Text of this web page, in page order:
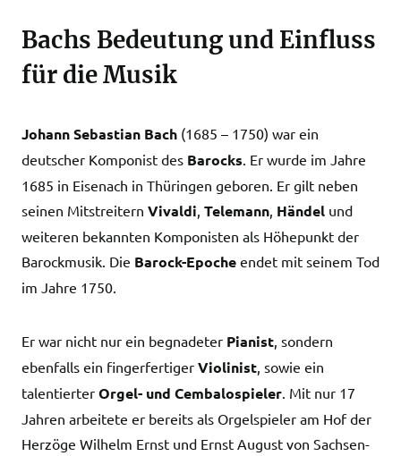
Bachs Bedeutung und Einfluss
für die Musik
Johann Sebastian Bach (1685 – 1750) war ein
deutscher Komponist des Barocks. Er wurde im Jahre
1685 in Eisenach in Thüringen geboren. Er gilt neben
seinen Mitstreitern Vivaldi, Telemann, Händel und
weiteren bekannten Komponisten als Höhepunkt der
Barockmusik. Die Barock-Epoche endet mit seinem Tod
im Jahre 1750.
Er war nicht nur ein begnadeter Pianist, sondern
ebenfalls ein fingerfertiger Violinist, sowie ein
talentierter Orgel- und Cembalospieler. Mit nur 17
Jahren arbeitete er bereits als Orgelspieler am Hof der
Herzöge Wilhelm Ernst und Ernst August von Sachsen-